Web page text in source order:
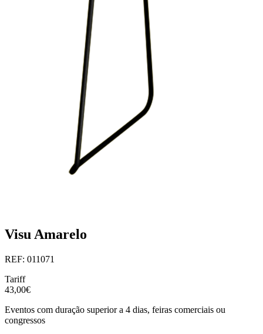
Visu Amarelo
REF: 011071
Tariff
43,00€
Eventos com duração superior a 4 dias, feiras comerciais ou
congressos